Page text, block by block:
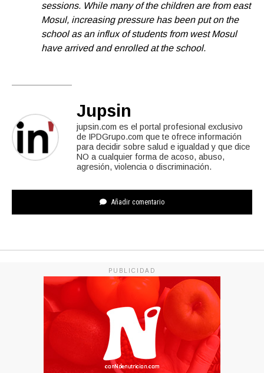
sessions. While many of the children are from east
Mosul, increasing pressure has been put on the
school as an influx of students from west Mosul
have arrived and enrolled at the school.
Jupsin
jupsin.com es el portal profesional exclusivo
de IPDGrupo.com que te ofrece información
para decidir sobre salud e igualdad y que dice
NO a cualquier forma de acoso, abuso,
agresión, violencia o discriminación.
Añadir comentario
PUBLICIDAD